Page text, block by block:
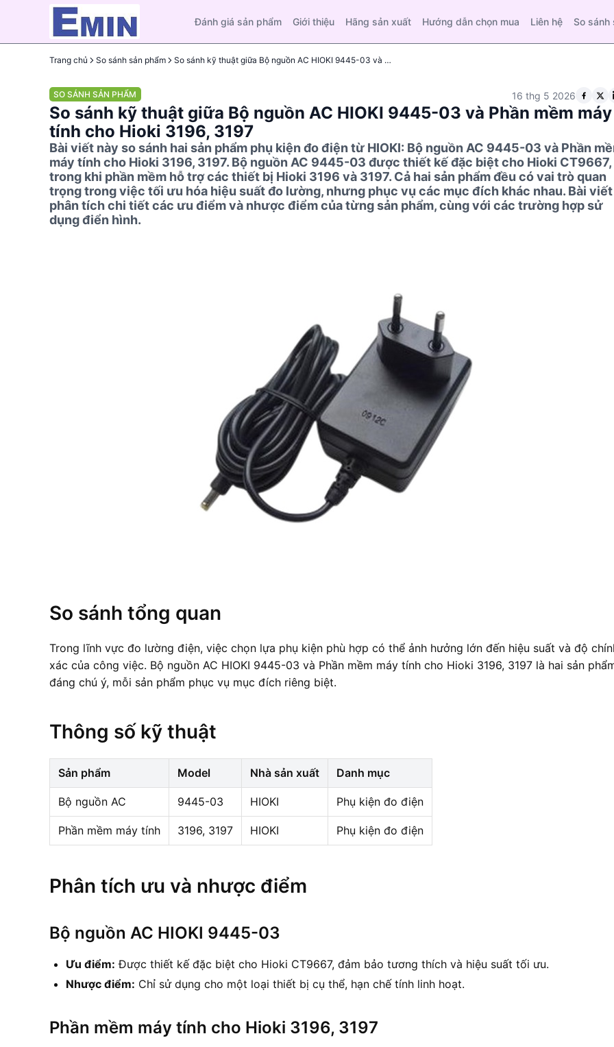
Đánh giá sản phẩm Giới thiệu Hãng sản xuất Hướng dẫn chọn mua Liên hệ So sánh
Trang chủ So sánh sản phẩm So sánh kỹ thuật giữa Bộ nguồn AC HIOKI 9445-03 và Phần mềm máy tính cho Hioki 3196, 3197
SO SÁNH SẢN PHẨM 16 thg 5 2026
So sánh kỹ thuật giữa Bộ nguồn AC HIOKI 9445-03 và Phần mềm máy
tính cho Hioki 3196, 3197
Bài viết này so sánh hai sản phẩm phụ kiện đo điện từ HIOKI: Bộ nguồn AC 9445-03 và Phần
máy tính cho Hioki 3196, 3197. Bộ nguồn AC 9445-03 được thiết kế đặc biệt cho Hioki CT9667,
trong khi phần mềm hỗ trợ các thiết bị Hioki 3196 và 3197. Cả hai sản phẩm đều có vai trò quan
trọng trong việc tối ưu hóa hiệu suất đo lường, nhưng phục vụ các mục đích khác nhau. Bài viết
phân tích chi tiết các ưu điểm và nhược điểm của từng sản phẩm, cùng với các trường hợp sử
dụng điển hình.
So sánh tổng quan
Trong lĩnh vực đo lường điện, việc chọn lựa phụ kiện phù hợp có thể ảnh hưởng lớn đến hiệu suất và độ
xác của công việc. Bộ nguồn AC HIOKI 9445-03 và Phần mềm máy tính cho Hioki 3196, 3197 là hai sản
đáng chú ý, mỗi sản phẩm phục vụ mục đích riêng biệt.
Thông số kỹ thuật
Sản phẩm Model Nhà sản xuất Danh mục
Bộ nguồn AC 9445-03 HIOKI Phụ kiện đo điện
Phần mềm máy tính 3196, 3197 HIOKI Phụ kiện đo điện
Phân tích ưu và nhược điểm
Bộ nguồn AC HIOKI 9445-03
Ưu điểm: Được thiết kế đặc biệt cho Hioki CT9667, đảm bảo tương thích và hiệu suất tối ưu.
Nhược điểm: Chỉ sử dụng cho một loại thiết bị cụ thể, hạn chế tính linh hoạt.
Phần mềm máy tính cho Hioki 3196, 3197